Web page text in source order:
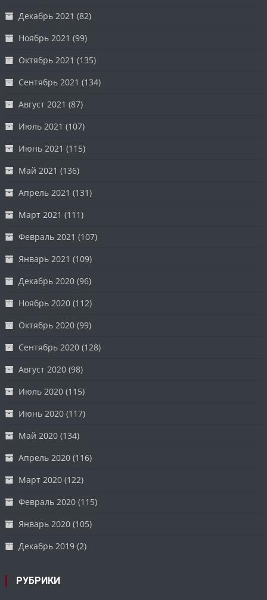
Декабрь 2021 (82)
Ноябрь 2021 (99)
Октябрь 2021 (135)
Сентябрь 2021 (134)
Август 2021 (87)
Июль 2021 (107)
Июнь 2021 (115)
Май 2021 (136)
Апрель 2021 (131)
Март 2021 (111)
Февраль 2021 (107)
Январь 2021 (109)
Декабрь 2020 (96)
Ноябрь 2020 (112)
Октябрь 2020 (99)
Сентябрь 2020 (128)
Август 2020 (98)
Июль 2020 (115)
Июнь 2020 (117)
Май 2020 (134)
Апрель 2020 (116)
Март 2020 (122)
Февраль 2020 (115)
Январь 2020 (105)
Декабрь 2019 (2)
РУБРИКИ